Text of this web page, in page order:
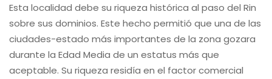
Esta localidad debe su riqueza histórica al paso del Rin
sobre sus dominios. Este hecho permitió que una de las
ciudades-estado más importantes de la zona gozara
durante la Edad Media de un estatus más que
aceptable. Su riqueza residía en el factor comercial